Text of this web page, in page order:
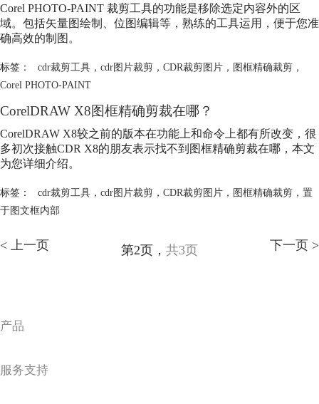
Corel PHOTO-PAINT 裁剪工具的功能是移除选定内容外的区
域。包括矢量图绘制、位图编辑等，熟练的工具运用，便于您准
确高效的制图。
标签： cdr裁剪工具， cdr图片裁剪， CDR裁剪图片， 图框精确裁剪，
Corel PHOTO-PAINT
CorelDRAW X8图框精确剪裁在哪？
CorelDRAW X8较之前的版本在功能上和命令上都有所改变，很
多初次接触CDR X8的朋友表示找不到图框精确剪裁在哪，本文
为您详细介绍。
标签： cdr裁剪工具， cdr图片裁剪， CDR裁剪图片， 图框精确裁剪， 置
于图文框内部
< 上一页 第2页， 共3页 下一页 >
产品
服务支持